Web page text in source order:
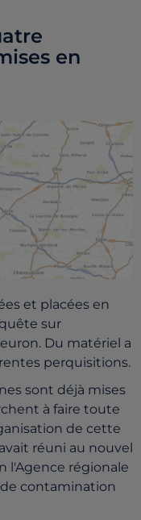
en
et placées en
sur
Du matériel a
perquisitions.
sont déjà mises
à faire toute
de cette
réuni au nouvel
l'Agence régionale
de contamination